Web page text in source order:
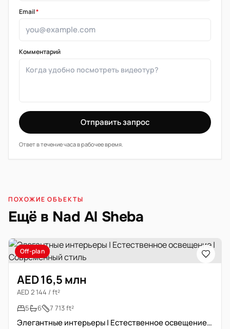
Email*
Комментарий
Отправить запрос
Ответ в течение часа в рабочее время.
ПОХОЖИЕ ОБЪЕКТЫ
Ещё в Nad Al Sheba
Off-plan
AED 16,5 млн
AED 2 144 / ft²
5
6 7 713 ft²
Элегантные интерьеры | Естественное освещение | Современный стиль